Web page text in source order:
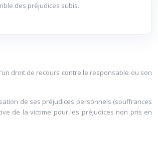
des préjudices subis.
droit de recours contre le responsable ou son
de ses préjudices personnels (souffrances
de la victime pour les préjudices non pris en